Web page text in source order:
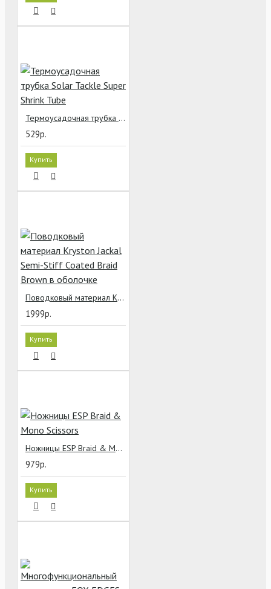
Термоусадочная трубка Solar Tackle Super Shrink Tube
529р.
Купить
Поводковый материал Kryston Jackal Semi-Stiff Coated Braid Brown в оболочке
1999р.
Купить
Ножницы ESP Braid & Mono Scissors
979р.
Купить